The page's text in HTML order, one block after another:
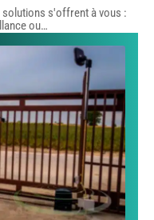
s'offrent à vous :
ou…